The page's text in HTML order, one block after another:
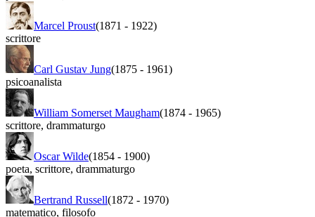
Marcel Proust(1871 - 1922)
scrittore
Carl Gustav Jung(1875 - 1961)
psicoanalista
William Somerset Maugham(1874 - 1965)
scrittore, drammaturgo
Oscar Wilde(1854 - 1900)
poeta, scrittore, drammaturgo
Bertrand Russell(1872 - 1970)
matematico, filosofo